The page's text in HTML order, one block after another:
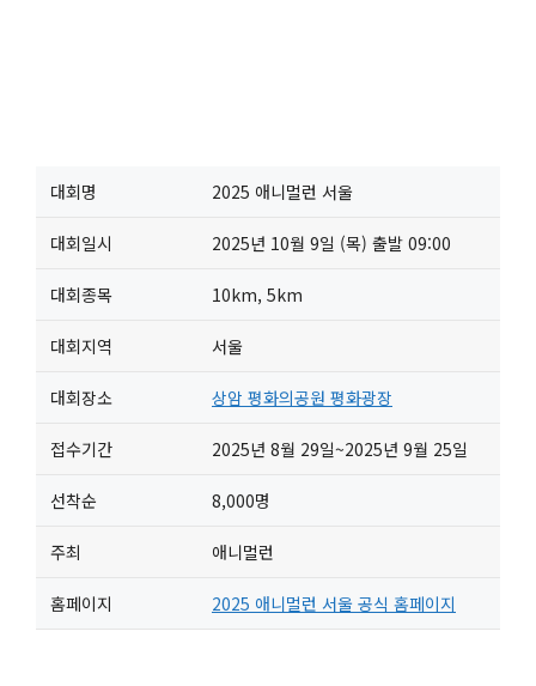
대회명 2025 애니멀런 서울
대회일시 2025년 10월 9일 (목) 출발 09:00
대회종목 10km, 5km
대회지역 서울
대회장소 상암 평화의공원 평화광장
접수기간 2025년 8월 29일~2025년 9월 25일
선착순 8,000명
주최 애니멀런
홈페이지 2025 애니멀런 서울 공식 홈페이지